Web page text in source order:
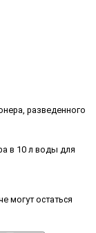
разведенного
в 10 л воды для
могут остаться